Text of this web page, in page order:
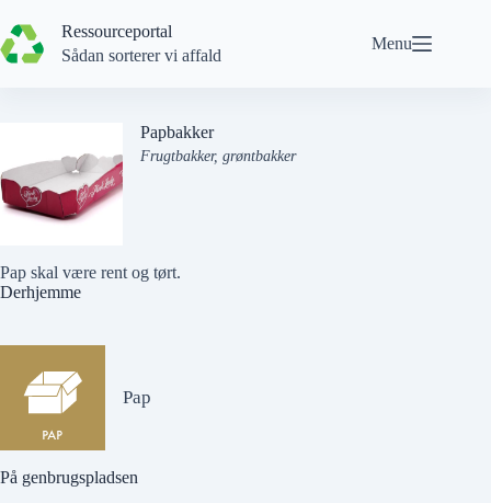
til
indhold
Ressourceportal
Sådan sorterer vi affald
Menu
Papbakker
Frugtbakker, grøntbakker
Pap skal være rent og tørt.
Derhjemme
Pap
På genbrugspladsen